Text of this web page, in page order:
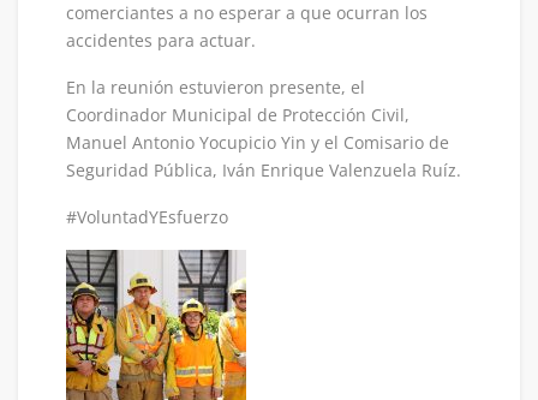
comerciantes a no esperar a que ocurran los
accidentes para actuar.
En la reunión estuvieron presente, el
Coordinador Municipal de Protección Civil,
Manuel Antonio Yocupicio Yin y el Comisario de
Seguridad Pública, Iván Enrique Valenzuela Ruíz.
#VoluntadYEsfuerzo